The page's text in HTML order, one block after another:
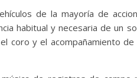
de la mayoría de
habitual y necesaria de un
coro y el acompañamiento